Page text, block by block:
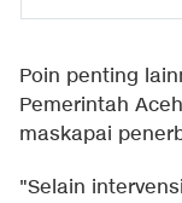
Poin penting
Pemerintah
maskapai
"Selain